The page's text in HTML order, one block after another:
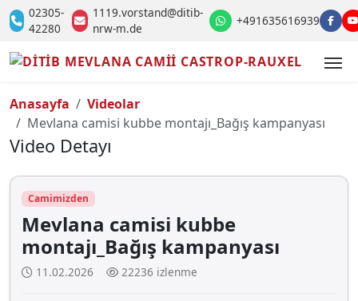
02305-
42280
1119.vorstand@ditib-
nrw-m.de
+491635616939
Anasayfa
Videolar
Mevlana camisi kubbe montajı_Bağış kampanyası
Video Detayı
Camimizden
Mevlana camisi kubbe
montajı_Bağış kampanyası
11.02.2026 22236 izlenme